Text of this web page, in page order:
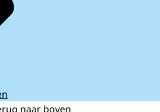
naar boven